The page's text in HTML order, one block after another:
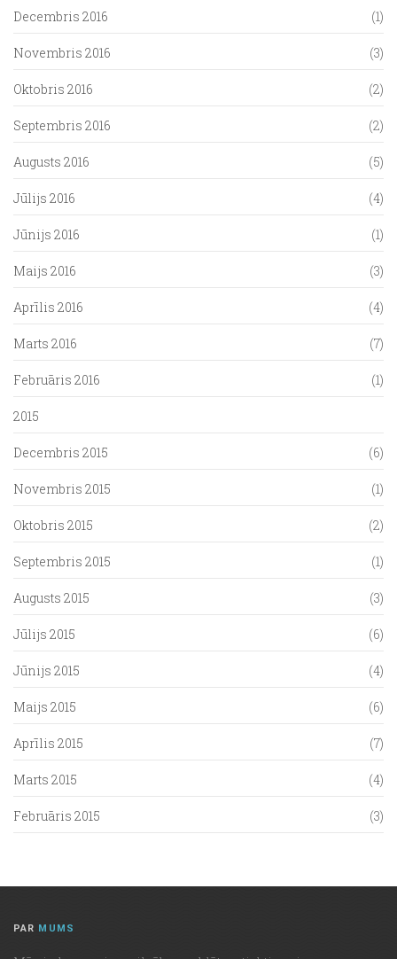
Decembris 2016 (1)
Novembris 2016 (3)
Oktobris 2016 (2)
Septembris 2016 (2)
Augusts 2016 (5)
Jūlijs 2016 (4)
Jūnijs 2016 (1)
Maijs 2016 (3)
Aprīlis 2016 (4)
Marts 2016 (7)
Februāris 2016 (1)
2015
Decembris 2015 (6)
Novembris 2015 (1)
Oktobris 2015 (2)
Septembris 2015 (1)
Augusts 2015 (3)
Jūlijs 2015 (6)
Jūnijs 2015 (4)
Maijs 2015 (6)
Aprīlis 2015 (7)
Marts 2015 (4)
Februāris 2015 (3)
PAR MUMS